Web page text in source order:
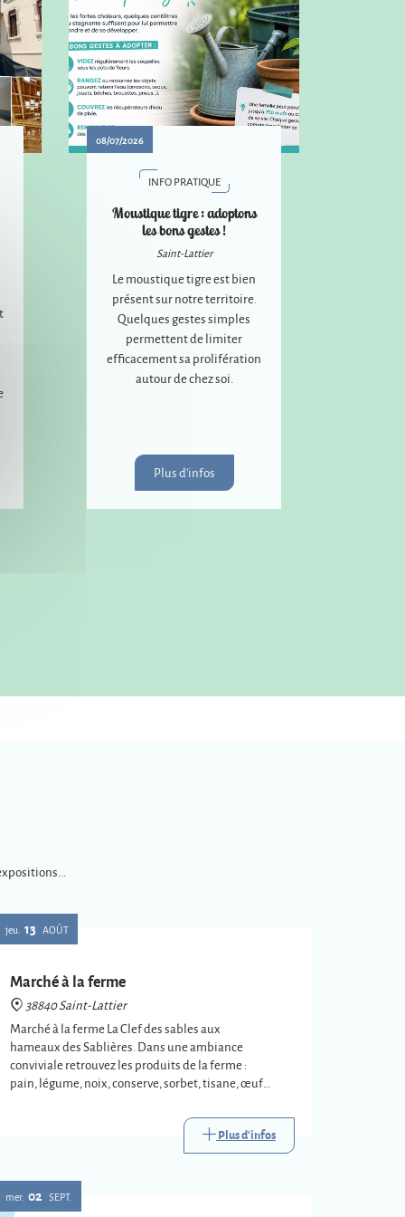
08/07/2026
INFO PRATIQUE
Moustique tigre : adoptons
les bons gestes !
Saint-Lattier
Le moustique tigre est bien
présent sur notre territoire.
Quelques gestes simples
permettent de limiter
efficacement sa prolifération
autour de chez soi.
Plus d'infos
jeu. 13 AOÛT
Marché à la ferme
38840 Saint-Lattier
Marché à la ferme La Clef des sables aux
hameaux des Sablières. Dans une ambiance
conviviale retrouvez les produits de la ferme :
pain, légume, noix, conserve, sorbet, tisane, œuf…
Plus d'infos
mer. 02 SEPT.